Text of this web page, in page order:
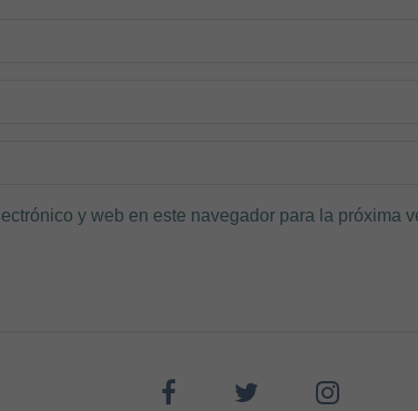
y web en este navegador para la próxima